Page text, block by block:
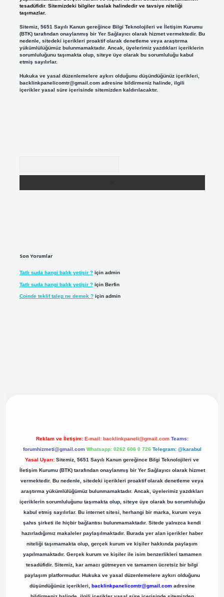
tesadüfidir. Sitemizdeki bilgiler taslak halindedir ve tavsiye niteliği
taşımazlar.
Sitemiz, 5651 Sayılı Kanun gereğince Bilgi Teknolojileri ve İletişim Kurumu
(BTK) tarafından onaylanmış bir Yer Sağlayıcı olarak hizmet vermektedir. Bu
nedenle, sitedeki içerikleri proaktif olarak denetleme veya araştırma
yükümlülüğümüz bulunmamaktadır. Ancak, üyelerimiz yazdıkları içeriklerin
sorumluluğunu taşımakta olup, siteye üye olarak bu sorumluluğu kabul
etmiş sayılırlar.
Hukuka ve yasal düzenlemelere aykırı olduğunu düşündüğünüz içerikleri,
backlinkpanelicomtr@gmail.comadresine bildirmeniz halinde, ilgili
içerikler yasal süre içerisinde sitemizden kaldırılacaktır.
Son Yorumlar
Tatlı suda hangi balık yetişir ?için admin
Tatlı suda hangi balık yetişir ?için Berfin
Coinde teklif talep ne demek ?için admin
Reklam ve İletişim: E-mail: backlinkpaneli@gmail.com Teams:
forumhizmeti@gmail.com Whatsapp: 0262 606 0 726 Telegram: @karabul
Yasal Uyarı: Sitemiz, 5651 Sayılı Kanun gereğince Bilgi Teknolojileri ve
İletişim Kurumu (BTK) tarafından onaylanmış bir Yer Sağlayıcı olarak hizmet
vermektedir. Bu nedenle, sitedeki içerikleri proaktif olarak denetleme veya
araştırma yükümlülüğümüz bulunmamaktadır. Ancak, üyelerimiz yazdıkları
içeriklerin sorumluluğunu taşımakta olup, siteye üye olarak bu sorumluluğu
kabul etmiş sayılırlar. Bu internet sitesi, herhangi bir marka, kurum veya
şahıs şirketi ile hiçbir bağlantısı bulunmamaktadır. Sitede yalnızca kendi
hazırladığımız makaleler paylaşılmaktadır. Burada yer alan içerikler haber
niteliği taşımamakta olup, gerçek kurum ve kişiler hakkında paylaşım
yapılmamaktadır. Gerçek kurum ve kişiler ile isim benzerlikleri tamamen
tesadüfidir. Sitemiz, kar amacı gütmeyen ve tamamen ücretsiz bir bilgi
paylaşım platformudur. Hukuka ve yasal düzenlemelere aykırı olduğunu
düşündüğünüz içerikleri, backlinkpanelicomtr@gmail.comadresine